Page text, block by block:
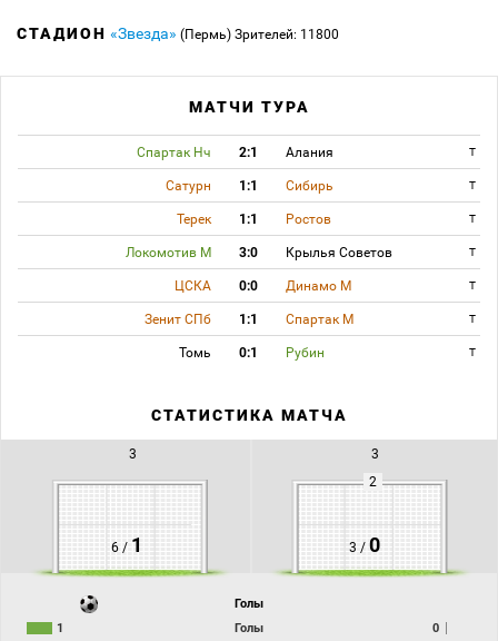
СТАДИОН «Звезда» (Пермь) Зрителей: 11800
МАТЧИ ТУРА
Спартак Нч 2:1 Алания T
Сатурн 1:1 Сибирь T
Терек 1:1 Ростов T
Локомотив М 3:0 Крылья Советов T
ЦСКА 0:0 Динамо М T
Зенит СПб 1:1 Спартак М T
Томь 0:1 Рубин T
СТАТИСТИКА МАТЧА
3
6 / 1
3
2
3 /0
Голы
1
Голы 0